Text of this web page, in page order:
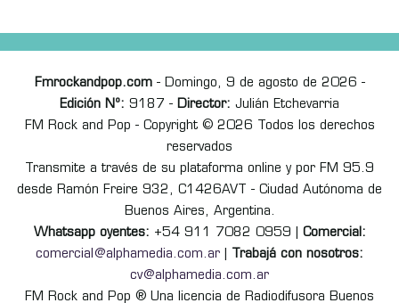
Fmrockandpop.com- Domingo, 9 de agosto de 2026 -
Edición Nº: 9187 - Director: Julián Etchevarria
FM Rock and Pop - Copyright © 2026 Todos los derechos
reservados
Transmite a través de su plataforma online y por FM 95.9
desde Ramón Freire 932, C1426AVT - Ciudad Autónoma de
Buenos Aires, Argentina.
Whatsapp oyentes: +54 911 7082 0959 | Comercial:
comercial@alphamedia.com.ar
Trabajá con nosotros:
cv@alphamedia.com.ar
FM Rock and Pop ® Una licencia de Radiodifusora Buenos